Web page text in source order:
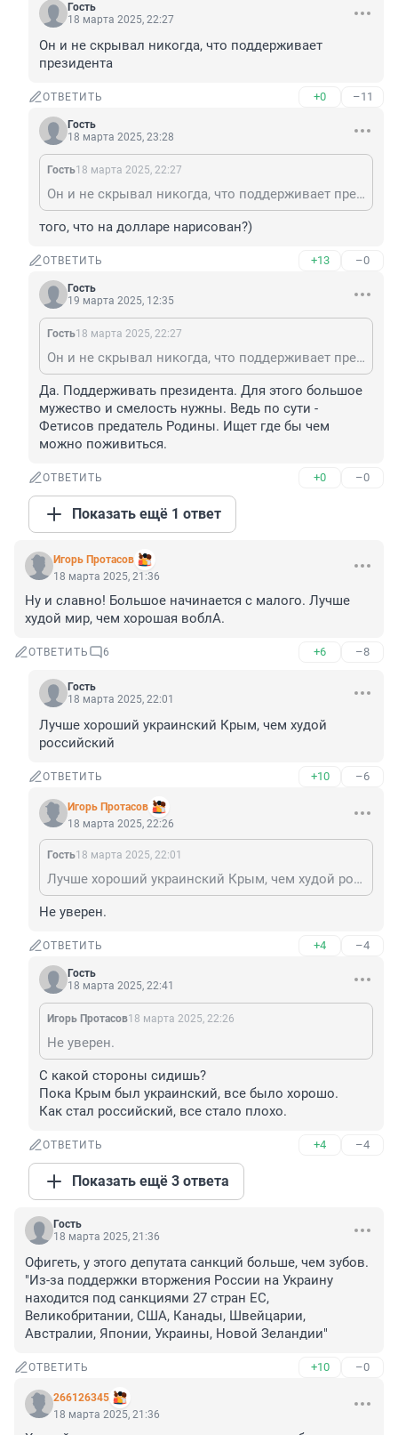
Гость
18 марта 2025, 22:27
Он и не скрывал никогда, что поддерживает
президента
ОТВЕТИТЬ +0 –11
Гость
18 марта 2025, 23:28
Гость18 марта 2025, 22:27
Он и не скрывал никогда, что поддерживает президента
того, что на долларе нарисован?)
ОТВЕТИТЬ +13 –0
Гость
19 марта 2025, 12:35
Гость18 марта 2025, 22:27
Он и не скрывал никогда, что поддерживает президента
Да. Поддерживать президента. Для этого большое
мужество и смелость нужны. Ведь по сути -
Фетисов предатель Родины. Ищет где бы чем
можно поживиться.
ОТВЕТИТЬ +0 –0
Показать ещё 1 ответ
Игорь Протасов
18 марта 2025, 21:36
Ну и славно! Большое начинается с малого. Лучше
худой мир, чем хорошая воблА.
ОТВЕТИТЬ 6 +6 –8
Гость
18 марта 2025, 22:01
Лучше хороший украинский Крым, чем худой
российский
ОТВЕТИТЬ +10 –6
Игорь Протасов
18 марта 2025, 22:26
Гость18 марта 2025, 22:01
Лучше хороший украинский Крым, чем худой российский
Не уверен.
ОТВЕТИТЬ +4 –4
Гость
18 марта 2025, 22:41
Игорь Протасов18 марта 2025, 22:26
Не уверен.
С какой стороны сидишь?
Пока Крым был украинский, все было хорошо.
Как стал российский, все стало плохо.
ОТВЕТИТЬ +4 –4
Показать ещё 3 ответа
Гость
18 марта 2025, 21:36
Офигеть, у этого депутата санкций больше, чем зубов.
"Из-за поддержки вторжения России на Украину
находится под санкциями 27 стран ЕС,
Великобритании, США, Канады, Швейцарии,
Австралии, Японии, Украины, Новой Зеландии"
ОТВЕТИТЬ +10 –0
266126345
18 марта 2025, 21:36